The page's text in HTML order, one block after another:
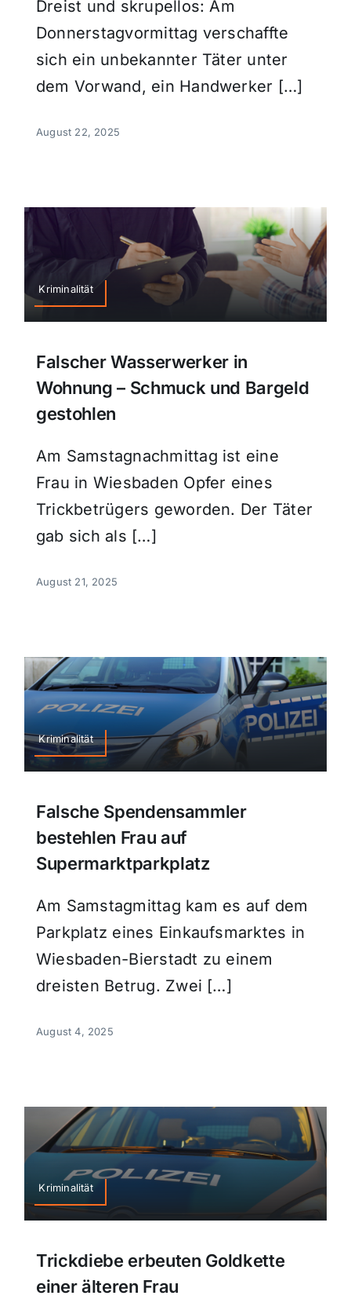
Dreist und skrupellos: Am
Donnerstagvormittag verschaffte
sich ein unbekannter Täter unter
dem Vorwand, ein Handwerker […]
August 22, 2025
Kriminalität
Falscher Wasserwerker in
Wohnung – Schmuck und Bargeld
gestohlen
Am Samstagnachmittag ist eine
Frau in Wiesbaden Opfer eines
Trickbetrügers geworden. Der Täter
gab sich als […]
August 21, 2025
Kriminalität
Falsche Spendensammler
bestehlen Frau auf
Supermarktparkplatz
Am Samstagmittag kam es auf dem
Parkplatz eines Einkaufsmarktes in
Wiesbaden-Bierstadt zu einem
dreisten Betrug. Zwei […]
August 4, 2025
Kriminalität
Trickdiebe erbeuten Goldkette
einer älteren Frau